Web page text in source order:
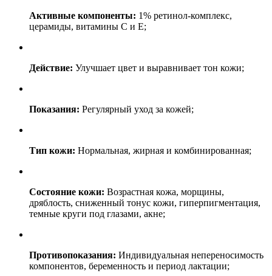
Активные компоненты: 1% ретинол-комплекс,
церамиды, витамины С и Е;
Действие: Улучшает цвет и выравнивает тон кожи;
Показания: Регулярный уход за кожей;
Тип кожи: Нормальная, жирная и комбинированная;
Состояние кожи: Возрастная кожа, морщины,
дряблость, сниженный тонус кожи, гиперпигментация,
темные круги под глазами, акне;
Противопоказания: Индивидуальная непереносимость
компонентов, беременность и период лактации;